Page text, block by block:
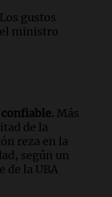
derribó el mito
Los gustos
ministro
Más
de la
reza en la
según un
de la UBA